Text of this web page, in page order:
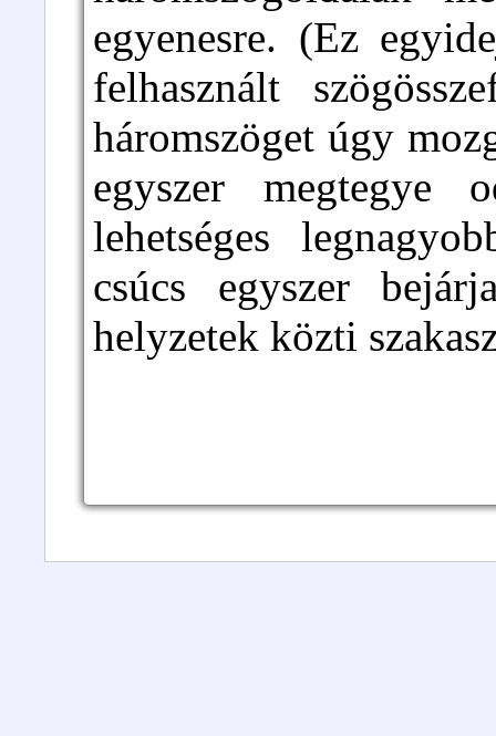
egyenesre. (Ez
felhasznált
háromszöget úgy
egyszer megtegye
lehetséges
csúcs egyszer
helyzetek közti